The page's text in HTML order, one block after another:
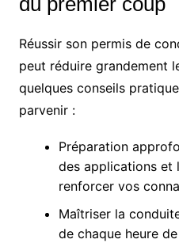
Réussir son permis de
peut réduire grandement
quelques conseils
parvenir :
Préparation
des applications et
renforcer vos
Maîtriser la
de chaque heure